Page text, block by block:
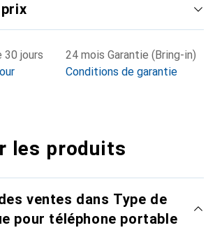
30 jours
24 mois Garantie (Bring-in)
Conditions de garantie
les produits
ventes dans Type de
pour téléphone portable